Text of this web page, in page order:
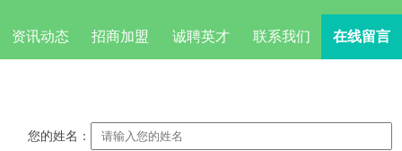
资讯动态 招商加盟 诚聘英才 联系我们 在线留言
您的姓名：